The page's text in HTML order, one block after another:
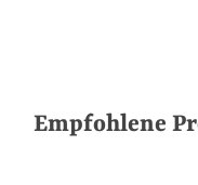
Empfohlene